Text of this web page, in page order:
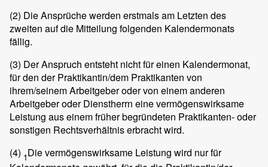
(2) Die Ansprüche werden erstmals am Letzten des
zweiten auf die Mitteilung folgenden Kalendermonats
fällig.
(3) Der Anspruch entsteht nicht für einen Kalendermonat,
für den der Praktikantin/dem Praktikanten von
ihrem/seinem Arbeitgeber oder von einem anderen
Arbeitgeber oder Dienstherrn eine vermögenswirksame
Leistung aus einem früher begründeten Praktikanten- oder
sonstigen Rechtsverhältnis erbracht wird.
(4) 1Die vermögenswirksame Leistung wird nur für